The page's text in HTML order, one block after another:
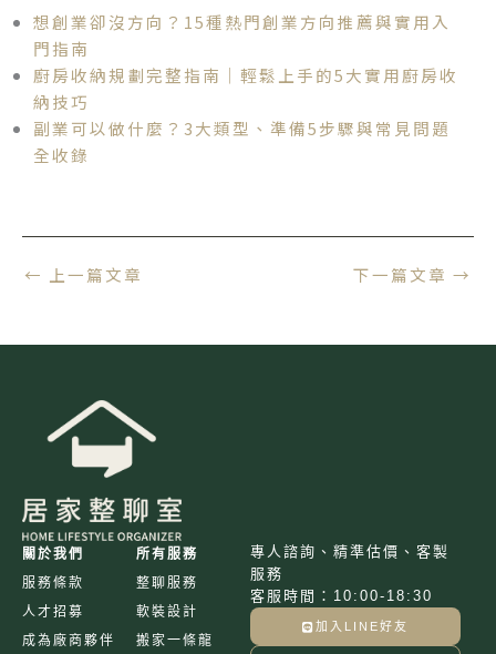
想創業卻沒方向？15種熱門創業方向推薦與實用入
門指南
廚房收納規劃完整指南｜輕鬆上手的5大實用廚房收
納技巧
副業可以做什麼？3大類型、準備5步驟與常見問題
全收錄
← 上一篇文章 下一篇文章 →
關於我們
服務條款
人才招募
成為廠商夥伴
所有服務
整聊服務
軟裝設計
搬家一條龍
專人諮詢、精準估價、客製
服務
客服時間：10:00-18:30
加入LINE好友